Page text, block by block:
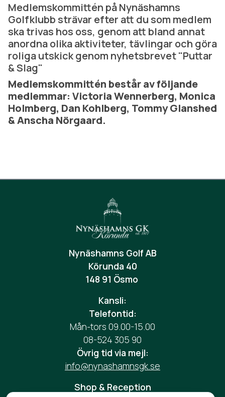
Medlemskommittén på Nynäshamns
Golfklubb strävar efter att du som medlem
ska trivas hos oss, genom att bland annat
anordna olika aktiviteter, tävlingar och göra
roliga utskick genom nyhetsbrevet "Puttar
& Slag"
Medlemskommittén består av följande
medlemmar: Victoria Wennerberg, Monica
Holmberg, Dan Kohlberg, Tommy Glanshed
& Anscha Nörgaard.
Nynäshamns Golf AB
Körunda 40
148 91 Ösmo
Kansli:
Telefontid:
Mån-tors 09.00-15.00
08-524 305 90
Övrig tid via mejl:
info@nynashamnsgk.se
Shop & Reception